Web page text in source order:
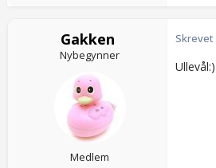
Gakken
Nybegynner
Medlem
Skrevet
Ullevål:)